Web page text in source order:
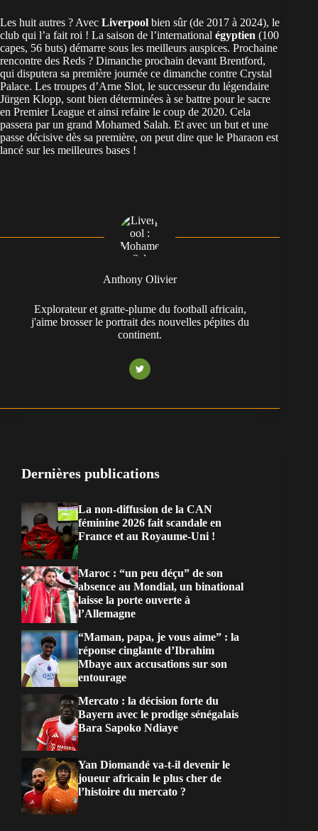
Les huit autres ? Avec Liverpool bien sûr (de 2017 à 2024), le
club qui l’a fait roi ! La saison de l’international égyptien (100
capes, 56 buts) démarre sous les meilleurs auspices. Prochaine
rencontre des Reds ? Dimanche prochain devant Brentford,
qui disputera sa première journée ce dimanche contre Crystal
Palace. Les troupes d’Arne Slot, le successeur du légendaire
Jürgen Klopp, sont bien déterminées à se battre pour le sacre
en Premier League et ainsi refaire le coup de 2020. Cela
passera par un grand Mohamed Salah. Et avec un but et une
passe décisive dès sa première, on peut dire que le Pharaon est
lancé sur les meilleures bases !
Anthony Olivier
Explorateur et gratte-plume du football africain,
j'aime brosser le portrait des nouvelles pépites du
continent.
Dernières publications
La non-diffusion de la CAN
féminine 2026 fait scandale en
France et au Royaume-Uni !
Maroc : “un peu déçu” de son
absence au Mondial, un binational
laisse la porte ouverte à
l’Allemagne
“Maman, papa, je vous aime” : la
réponse cinglante d’Ibrahim
Mbaye aux accusations sur son
entourage
Mercato : la décision forte du
Bayern avec le prodige sénégalais
Bara Sapoko Ndiaye
Yan Diomandé va-t-il devenir le
joueur africain le plus cher de
l’histoire du mercato ?